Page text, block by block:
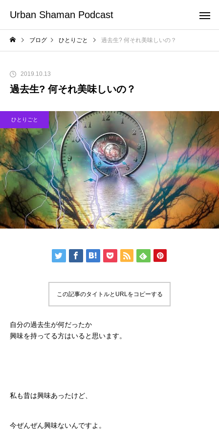
Urban Shaman Podcast
ブログ ひとりごと 過去生? 何それ美味しいの？
2019.10.13
過去生? 何それ美味しいの？
ひとりごと
この記事のタイトルとURLをコピーする
自分の過去生が何だったか
興味を持ってる方はいると思います。
私も昔は興味あったけど、
今ぜんぜん興味ないんですよ。